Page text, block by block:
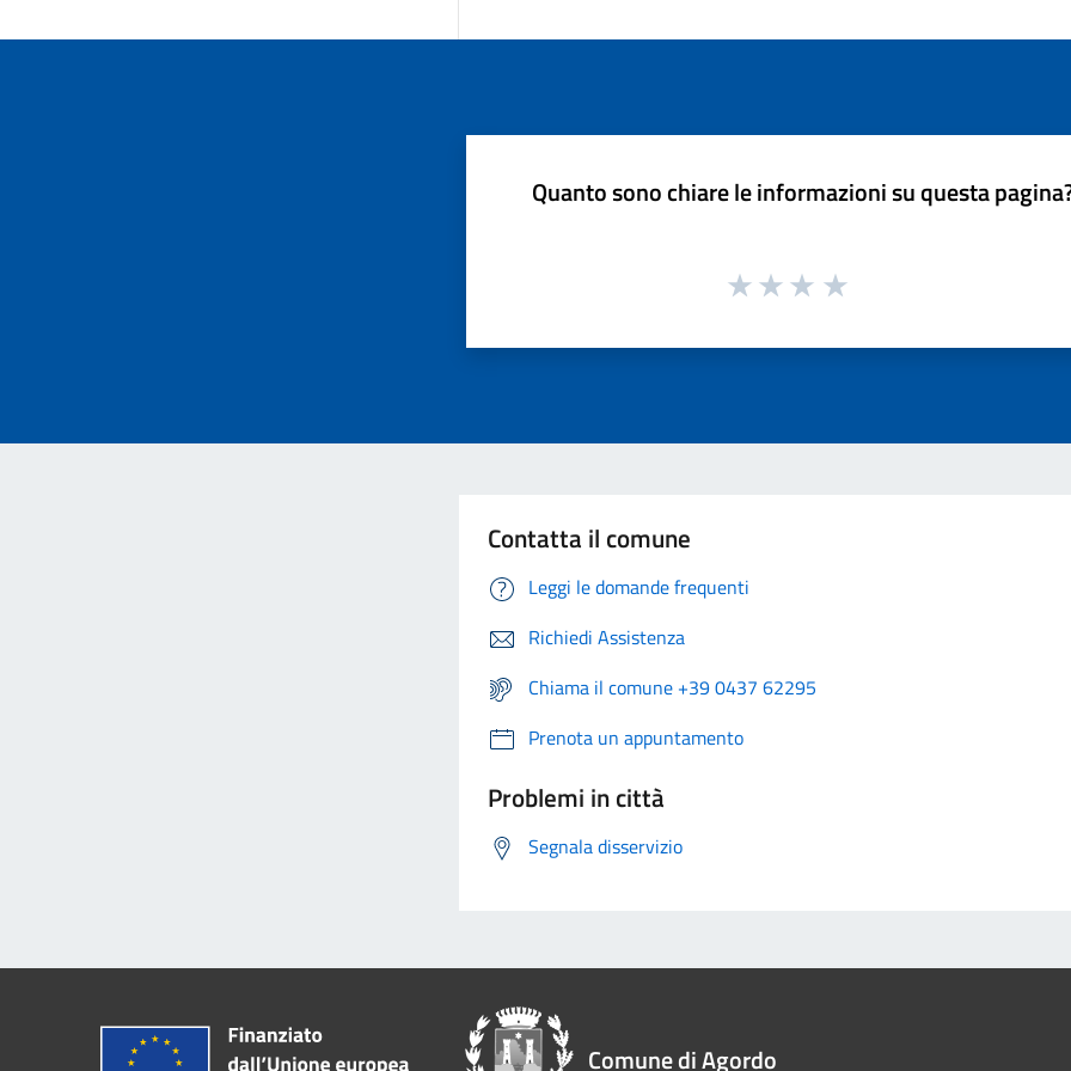
Quanto sono chiare le informazioni su questa
Contatta il comune
Leggi le domande frequenti
Richiedi Assistenza
Chiama il comune +39 0437 62295
Prenota un appuntamento
Problemi in città
Segnala disservizio
Comune di Agordo